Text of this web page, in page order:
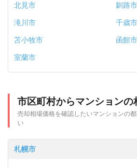
北見市
釧路市
滝川市
千歳市
苫小牧市
函館市
室蘭市
市区町村からマンションの
売却相場価格を確認したいマンションの
い
札幌市